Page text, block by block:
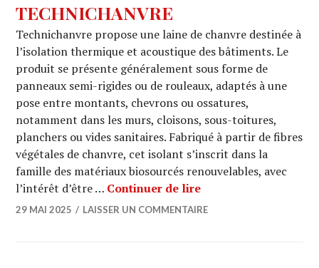
TECHNICHANVRE
Technichanvre propose une laine de chanvre destinée à
l’isolation thermique et acoustique des bâtiments. Le
produit se présente généralement sous forme de
panneaux semi-rigides ou de rouleaux, adaptés à une
pose entre montants, chevrons ou ossatures,
notamment dans les murs, cloisons, sous-toitures,
planchers ou vides sanitaires. Fabriqué à partir de fibres
végétales de chanvre, cet isolant s’inscrit dans la
famille des matériaux biosourcés renouvelables, avec
l’intérêt d’être … Continuer de lireTECHNICHANVRE
29 MAI 2025 LAISSER UN COMMENTAIRE